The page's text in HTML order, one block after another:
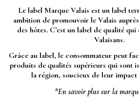
Le label Marque Valais est un label
ambition de promouvoir le Valais
des hôtes. C’est un label de qualité
Valaisans.
Grâce au label, le consommateur peut
produits de qualités supérieurs qui sont
la région, soucieux de leur
*En savoir plus sur la